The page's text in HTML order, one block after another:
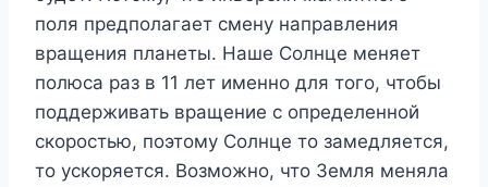
поля предполагает смену направления
вращения планеты. Наше Солнце меняет
полюса раз в 11 лет именно для того, чтобы
поддерживать вращение с определенной
скоростью, поэтому Солнце то замедляется,
то ускоряется. Возможно, что Земля меняла